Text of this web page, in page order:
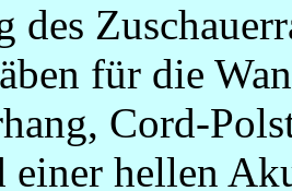
des
für die
Cord-
einer hellen